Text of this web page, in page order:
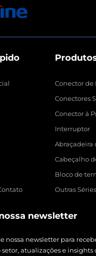
Conector de
Conectores
Conector à
Interruptor
Abraçadeira
Cabeçalho
Bloco de
Outras Séries
newsletter
nossa newsletter para
atualizações e insights